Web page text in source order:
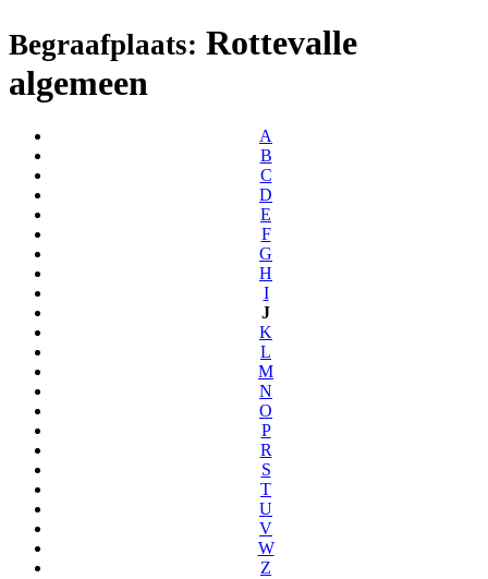
Begraafplaats: Rottevalle
algemeen
A
B
C
D
E
F
G
H
I
J
K
L
M
N
O
P
R
S
T
U
V
W
Z